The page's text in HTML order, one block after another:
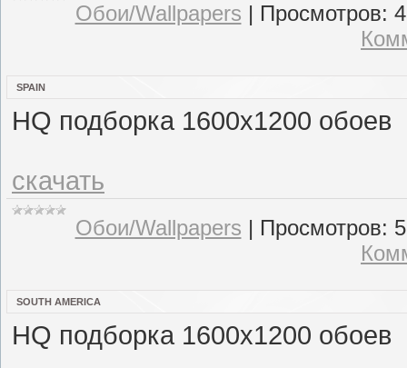
Обои/Wallpapers | Просмотров:
SPAIN
HQ подборка 1600x1200 обоев
скачать
Обои/Wallpapers | Просмотров:
SOUTH AMERICA
HQ подборка 1600x1200 обоев